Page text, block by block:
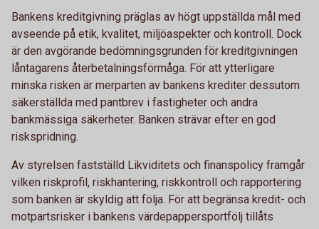
Bankens kreditgivning präglas av högt uppställda mål med
avseende på etik, kvalitet, miljöaspekter och kontroll. Dock
är den avgörande bedömningsgrunden för kreditgivningen
låntagarens återbetalningsförmåga. För att ytterligare
minska risken är merparten av bankens krediter dessutom
säkerställda med pantbrev i fastigheter och andra
bankmässiga säkerheter. Banken strävar efter en god
riskspridning.
Av styrelsen fastställd Likviditets och finanspolicy framgår
vilken riskprofil, riskhantering, riskkontroll och rapportering
som banken är skyldig att följa. För att begränsa kredit- och
motpartsrisker i bankens värdepappersportfölj tillåts